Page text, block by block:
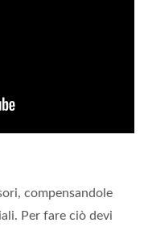
compensandole
Per fare ciò devi